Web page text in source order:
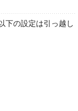
下の設定は引っ越し